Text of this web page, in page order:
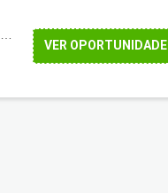
VER OPORTUNIDADE